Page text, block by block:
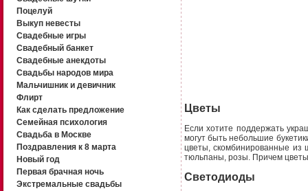
Поцелуй
Выкуп невесты
Свадебные игры
Свадебный банкет
Свадебные анекдоты
Свадьбы народов мира
Мальчишник и девичник
Флирт
Как сделать предложение
Семейная психология
Свадьба в Москве
Поздравления к 8 марта
Новый год
Первая брачная ночь
Экстремальные свадьбы
Цветы
Если хотите поддержать
могут быть небольшие
цветы, скомбинированные из
тюльпаны, розы. Причем цветы
Светодиоды